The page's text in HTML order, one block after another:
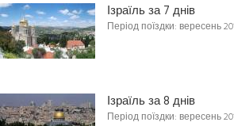
Ізраїль за 7 днів
Період поїздки: вересень
Ізраїль за 8 днів
Період поїздки: вересень